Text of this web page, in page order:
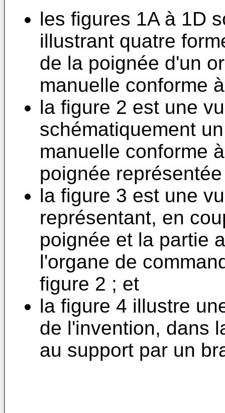
les figures 1A à 1D
illustrant quatre
de la poignée d'un
manuelle conforme
la figure 2 est une
schématiquement
manuelle conforme
poignée
la figure 3 est une
représentant, en
poignée et la partie
l'organe de
figure 2 ; et
la figure 4 illustre
de l'invention, dans
au support par un